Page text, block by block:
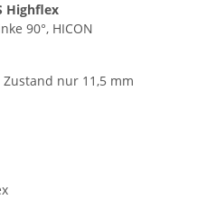
Highflex
90°, HICON
nur 11,5 mm